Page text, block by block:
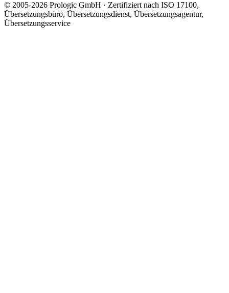
© 2005-2026 Prologic GmbH · Zertifiziert nach ISO 17100,
Übersetzungsbüro, Übersetzungsdienst, Übersetzungsagentur,
Übersetzungsservice